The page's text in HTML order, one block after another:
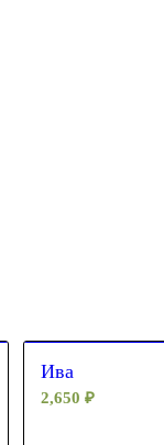
Ива
2,650₽